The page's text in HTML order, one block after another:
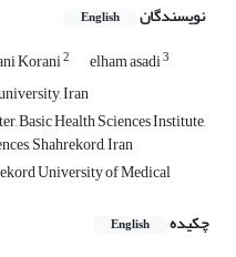
نویسندگان English
Korani2 elham asadi3
Iran
Basic Health Sciences Institute,
Shahrekord, Iran
University of Medical
چکیده
English